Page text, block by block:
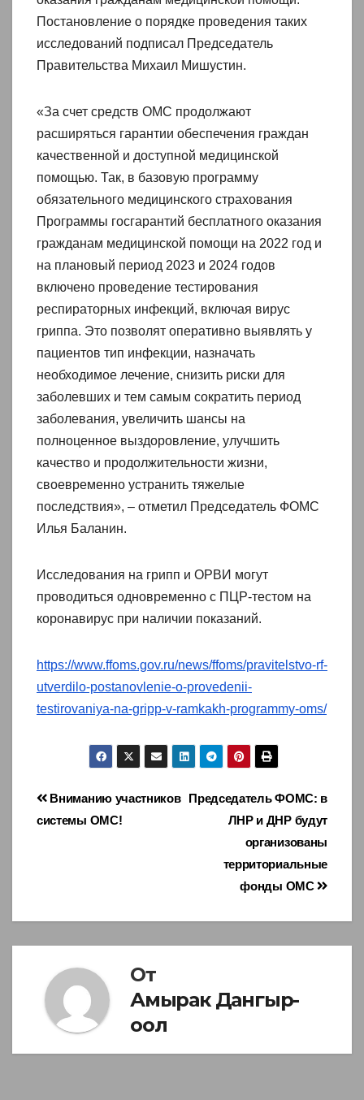
Постановление о порядке проведения таких
исследований подписал Председатель
Правительства Михаил Мишустин.
«За счет средств ОМС продолжают
расширяться гарантии обеспечения граждан
качественной и доступной медицинской
помощью. Так, в базовую программу
обязательного медицинского страхования
Программы госгарантий бесплатного оказания
гражданам медицинской помощи на 2022 год и
на плановый период 2023 и 2024 годов
включено проведение тестирования
респираторных инфекций, включая вирус
гриппа. Это позволят оперативно выявлять у
пациентов тип инфекции, назначать
необходимое лечение, снизить риски для
заболевших и тем самым сократить период
заболевания, увеличить шансы на
полноценное выздоровление, улучшить
качество и продолжительности жизни,
своевременно устранить тяжелые
последствия», – отметил Председатель ФОМС
Илья Баланин.
Исследования на грипп и ОРВИ могут
проводиться одновременно с ПЦР-тестом на
коронавирус при наличии показаний.
https://www.ffoms.gov.ru/news/ffoms/pravitelstvo-rf-
utverdilo-postanovlenie-o-provedenii-
testirovaniya-na-gripp-v-ramkakh-programmy-oms/
Навигация
Председатель ФОМС: в
ЛНР и ДНР будут
организованы
территориальные
фонды ОМС
Вниманию участников
системы ОМС!
От
Амырак Дангыр-
оол